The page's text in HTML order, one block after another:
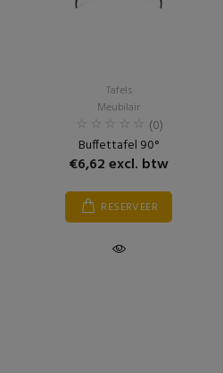
Tafels
Meubilair
(0)
Buffettafel 90°
€6,62 excl. btw
RESERVEER